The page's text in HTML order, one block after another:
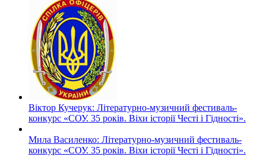
Віктор Кучерук: Літературно-музичний фестиваль-
конкурс «СОУ. 35 років. Віхи історії Честі і Гідності».
Мила Василенко: Літературно-музичний фестиваль-
конкурс «СОУ. 35 років. Віхи історії Честі і Гідності».